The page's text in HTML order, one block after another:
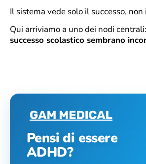
Il sistema vede solo il successo, non
Qui arriviamo a uno dei nodi centrali:
successo scolastico sembrano
Pensi di essere
ADHD?